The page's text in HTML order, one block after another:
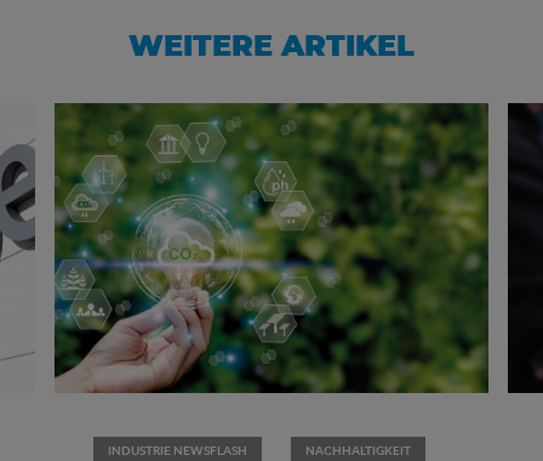
WEITERE ARTIKEL
INDUSTRIE NEWSFLASH NACHHALTIGKEIT